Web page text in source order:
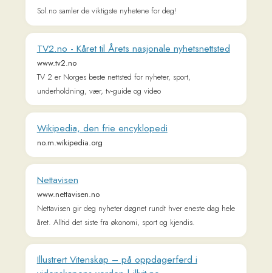
året. Alltid det siste fra økonomi, sport og kjendis.
Illustrert Vitenskap – på oppdagerferd i
videnskapens verden | illvit.no
illvit.no
Illustrert Vitenskap er et internasjonalt populærvitenskapelig
tidsskrift som gir leseren innsikt i verdens ledende forskning
SHIFTER - teknologi, innovasjon, business
Norges nettsted om startups og den nye økonomien.
E24
e24.no
E24 er Norges ledende nettsted for næringsliv, finans og
økonomi. Vi gir deg de siste nyhetene, innsiktsfulle analyser